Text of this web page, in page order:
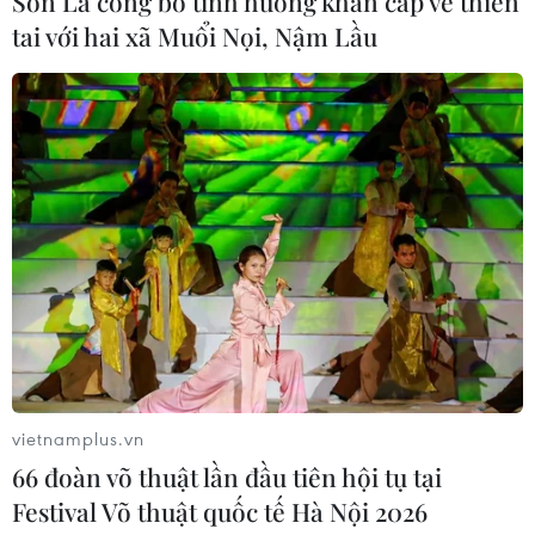
Volodymyr Zelensky cho
biết Tổng thống Mỹ
Donald Trump đã đồng ý
cấp phép để Kiev sản xuất
tên lửa đánh chặn Patriot,
trong bối cảnh hai nước
tiếp tục thúc đẩy hợp tác
quốc phòng.
NGHE
vài ngày tại số 145 Võ Văn
Kiệt. Sau đó, đám cháy
lan nhanh, thiêu rụi nhiều
vật dụng trong tiệm.
NGHE
tai với hai xã Muổi Nọi, Nậm Lầu
vietnamplus.vn
66 đoàn võ thuật lần đầu tiên hội tụ tại
Festival Võ thuật quốc tế Hà Nội 2026